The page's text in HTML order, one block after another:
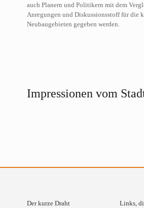
auch Planern und Politikern mit dem
Anregungen und Diskussionsstoff für die
Neubaugebieten gegeben werden.
Impressionen vom
Der kurze Draht Links,